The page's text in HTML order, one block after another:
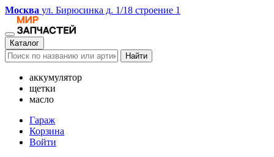
Москва ул. Бирюсинка д. 1/18 строение 1
Каталог
Найти
аккумулятор
щетки
масло
Гараж
Корзина
Войти